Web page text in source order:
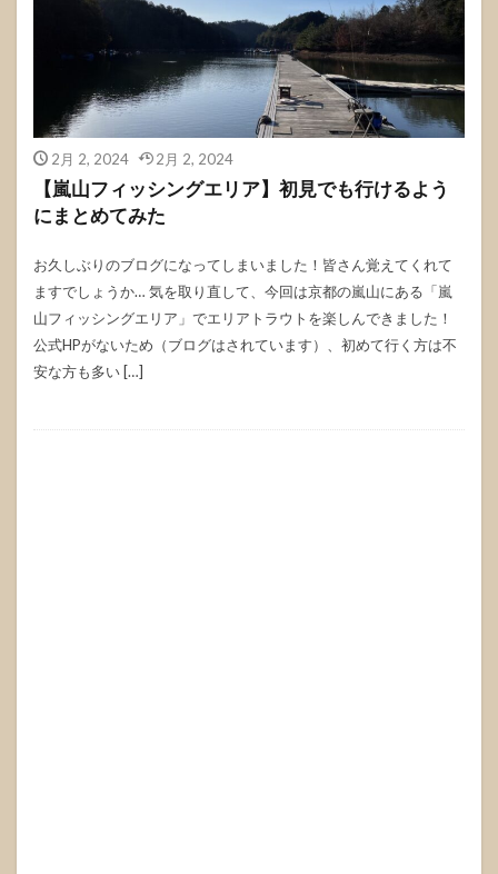
2月 2, 2024 2月 2, 2024
【嵐山フィッシングエリア】初見でも行けるよう
にまとめてみた
お久しぶりのブログになってしまいました！皆さん覚えてくれて
ますでしょうか… 気を取り直して、今回は京都の嵐山にある「嵐
山フィッシングエリア」でエリアトラウトを楽しんできました！
公式HPがないため（ブログはされています）、初めて行く方は不
安な方も多い […]